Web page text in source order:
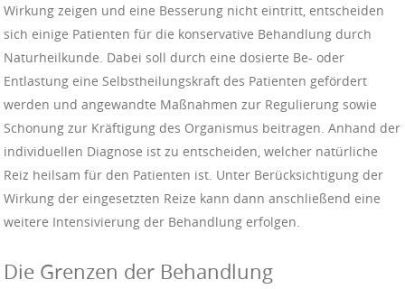
Wirkung zeigen und eine Besserung nicht eintritt, entscheiden
sich einige Patienten für die konservative Behandlung durch
Naturheilkunde. Dabei soll durch eine dosierte Be- oder
Entlastung eine Selbstheilungskraft des Patienten gefördert
werden und angewandte Maßnahmen zur Regulierung sowie
Schonung zur Kräftigung des Organismus beitragen. Anhand der
individuellen Diagnose ist zu entscheiden, welcher natürliche
Reiz heilsam für den Patienten ist. Unter Berücksichtigung der
Wirkung der eingesetzten Reize kann dann anschließend eine
weitere Intensivierung der Behandlung erfolgen.
Die Grenzen der Behandlung